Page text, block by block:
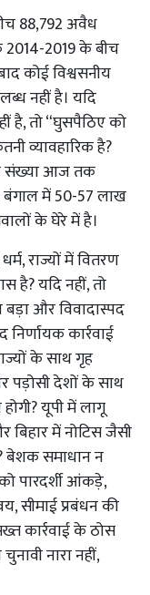
88,792 अवैध
2014-2019 के बीच
कोई विश्वसनीय
नहीं है। यदि
है, तो “घुसपैठिए को
व्यावहारिक है?
संख्या आज तक
बंगाल में 50-57 लाख
के घेरे में है।
राज्यों में वितरण
है? यदि नहीं, तो
और विवादास्पद
कार्रवाई
के साथ गृह
पड़ोसी देशों के साथ
यूपी में लागू
बिहार में नोटिस जैसी
बेशक समाधान न
पारदर्शी आंकड़े,
सीमाई प्रबंधन की
कार्रवाई के ठोस
नारा नहीं,